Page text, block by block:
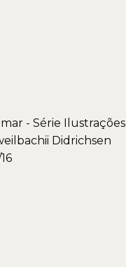
- Série Ilustrações
Didrichsen